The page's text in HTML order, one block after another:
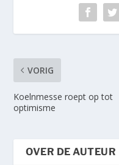
VORIG
Koelnmesse roept op tot
optimisme
OVER DE AUTEUR